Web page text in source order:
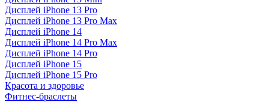
Дисплей iPhone 13 Pro
Дисплей iPhone 13 Pro Max
Дисплей iPhone 14
Дисплей iPhone 14 Pro Max
Дисплей iPhone 14 Pro
Дисплей iPhone 15
Дисплей iPhone 15 Pro
Красота и здоровье
Фитнес-браслеты